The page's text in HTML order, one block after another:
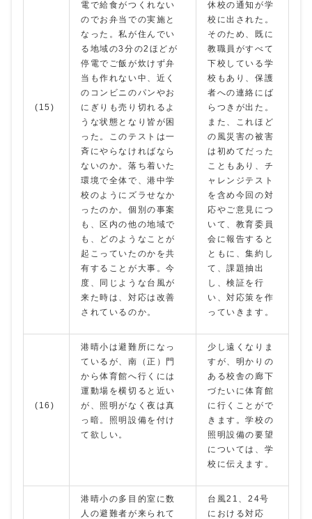
(15)
電で給食がつくれない
のでお弁当での実施と
なった。私が住んでい
る地域の3分の2ほどが
停電でご飯が炊けず弁
当も作れない中、近く
のコンビニのパンやお
にぎりも売り切れるよ
うな状態となり皆が困
った。このテストは一
斉にやらなければなら
ないのか。落ち着いた
環境で全体で、港中学
校のようにズラせなか
ったのか。個別の事案
も、区内の他の地域で
も、どのようなことが
起こっていたのかを共
有することが大事。今
度、同じような台風が
来た時は、対応は改善
されているのか。
休校の通知が学
校に出された。
そのため、既に
教職員がすべて
下校している学
校もあり、保護
者への連絡にば
らつきが出た。
また、これほど
の風災害の被害
は初めてだった
こともあり、チ
ャレンジテスト
を含め今回の対
応やご意見につ
いて、教育委員
会に報告すると
ともに、集約し
て、課題抽出
し、検証を行
い、対応策を作
っていきます。
(16)
港晴小は避難所になっ
ているが、南（正）門
から体育館へ行くには
運動場を横切ると近い
が、照明がなく夜は真
っ暗。照明設備を付け
て欲しい。
少し遠くなりま
すが、明かりの
ある校舎の廊下
づたいに体育館
に行くことがで
きます。学校の
照明設備の要望
については、学
校に伝えます。
港晴小の多目的室に数
人の避難者が来られて
台風21、24号
における対応